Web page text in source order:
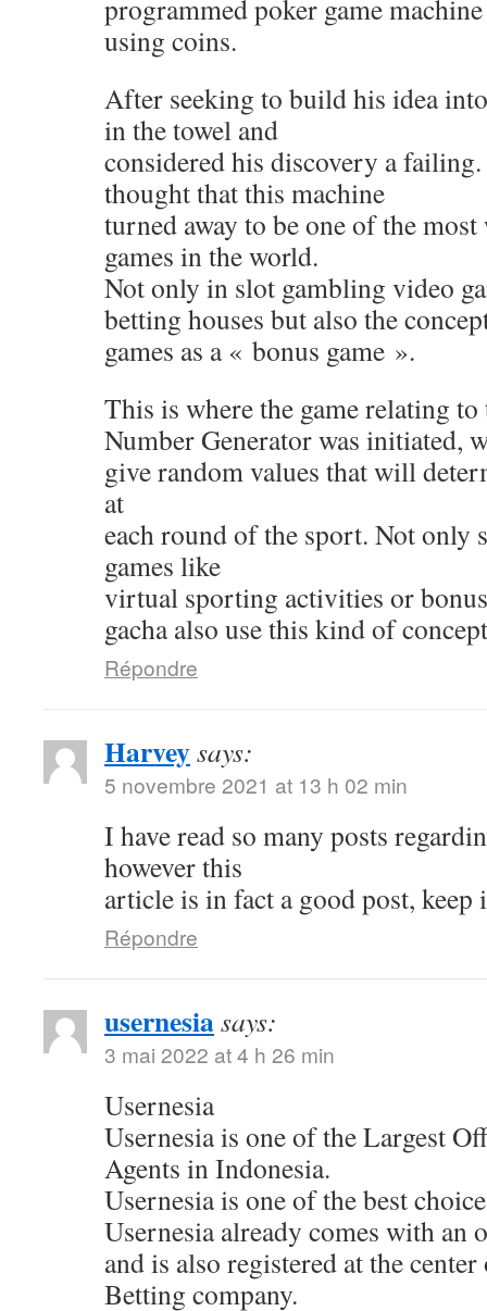
programmed poker game
using coins.
After seeking to build his idea
in the towel and
considered his discovery a
thought that this machine
turned away to be one of the
games in the world.
Not only in slot gambling video
betting houses but also the
games as a « bonus game ».
This is where the game relating
Number Generator was initiated,
give random values ​​that will
at
each round of the sport. Not only
games like
virtual sporting activities or
gacha also use this kind of
Répondre
Harveysays:
5 novembre 2021 at 13 h 02 min
I have read so many posts
however this
article is in fact a good post, keep
Répondre
usernesiasays:
3 mai 2022 at 4 h 26 min
Usernesia
Usernesia is one of the Largest
Agents in Indonesia.
Usernesia is one of the best
Usernesia already comes with an
and is also registered at the
Betting company.